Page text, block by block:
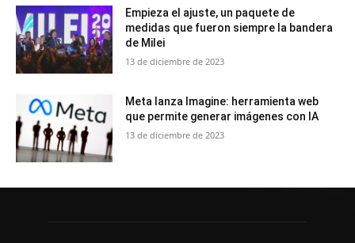
Empieza el ajuste, un paquete de
medidas que fueron siempre la bandera
de Milei
13 de diciembre de 2023
Meta lanza Imagine: herramienta web
que permite generar imágenes con IA
13 de diciembre de 2023